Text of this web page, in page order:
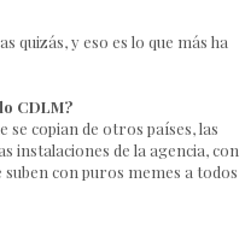
quizás, y eso es lo que más ha
CDLM?
se copian de otros países, las
instalaciones de la agencia, con
suben con puros memes a todos